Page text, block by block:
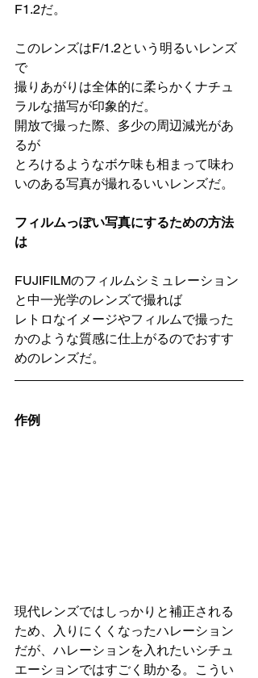
F1.2だ。
このレンズはF/1.2という明るいレンズ
で
撮りあがりは全体的に柔らかくナチュ
ラルな描写が印象的だ。
開放で撮った際、多少の周辺減光があ
るが
とろけるようなボケ味も相まって味わ
いのある写真が撮れるいいレンズだ。
フィルムっぽい写真にするための方法
は
FUJIFILMのフィルムシミュレーション
と中一光学のレンズで撮れば
レトロなイメージやフィルムで撮った
かのような質感に仕上がるのでおすす
めのレンズだ。
作例
現代レンズではしっかりと補正される
ため、入りにくくなったハレーション
だが、ハレーションを入れたいシチュ
エーションではすごく助かる。こうい